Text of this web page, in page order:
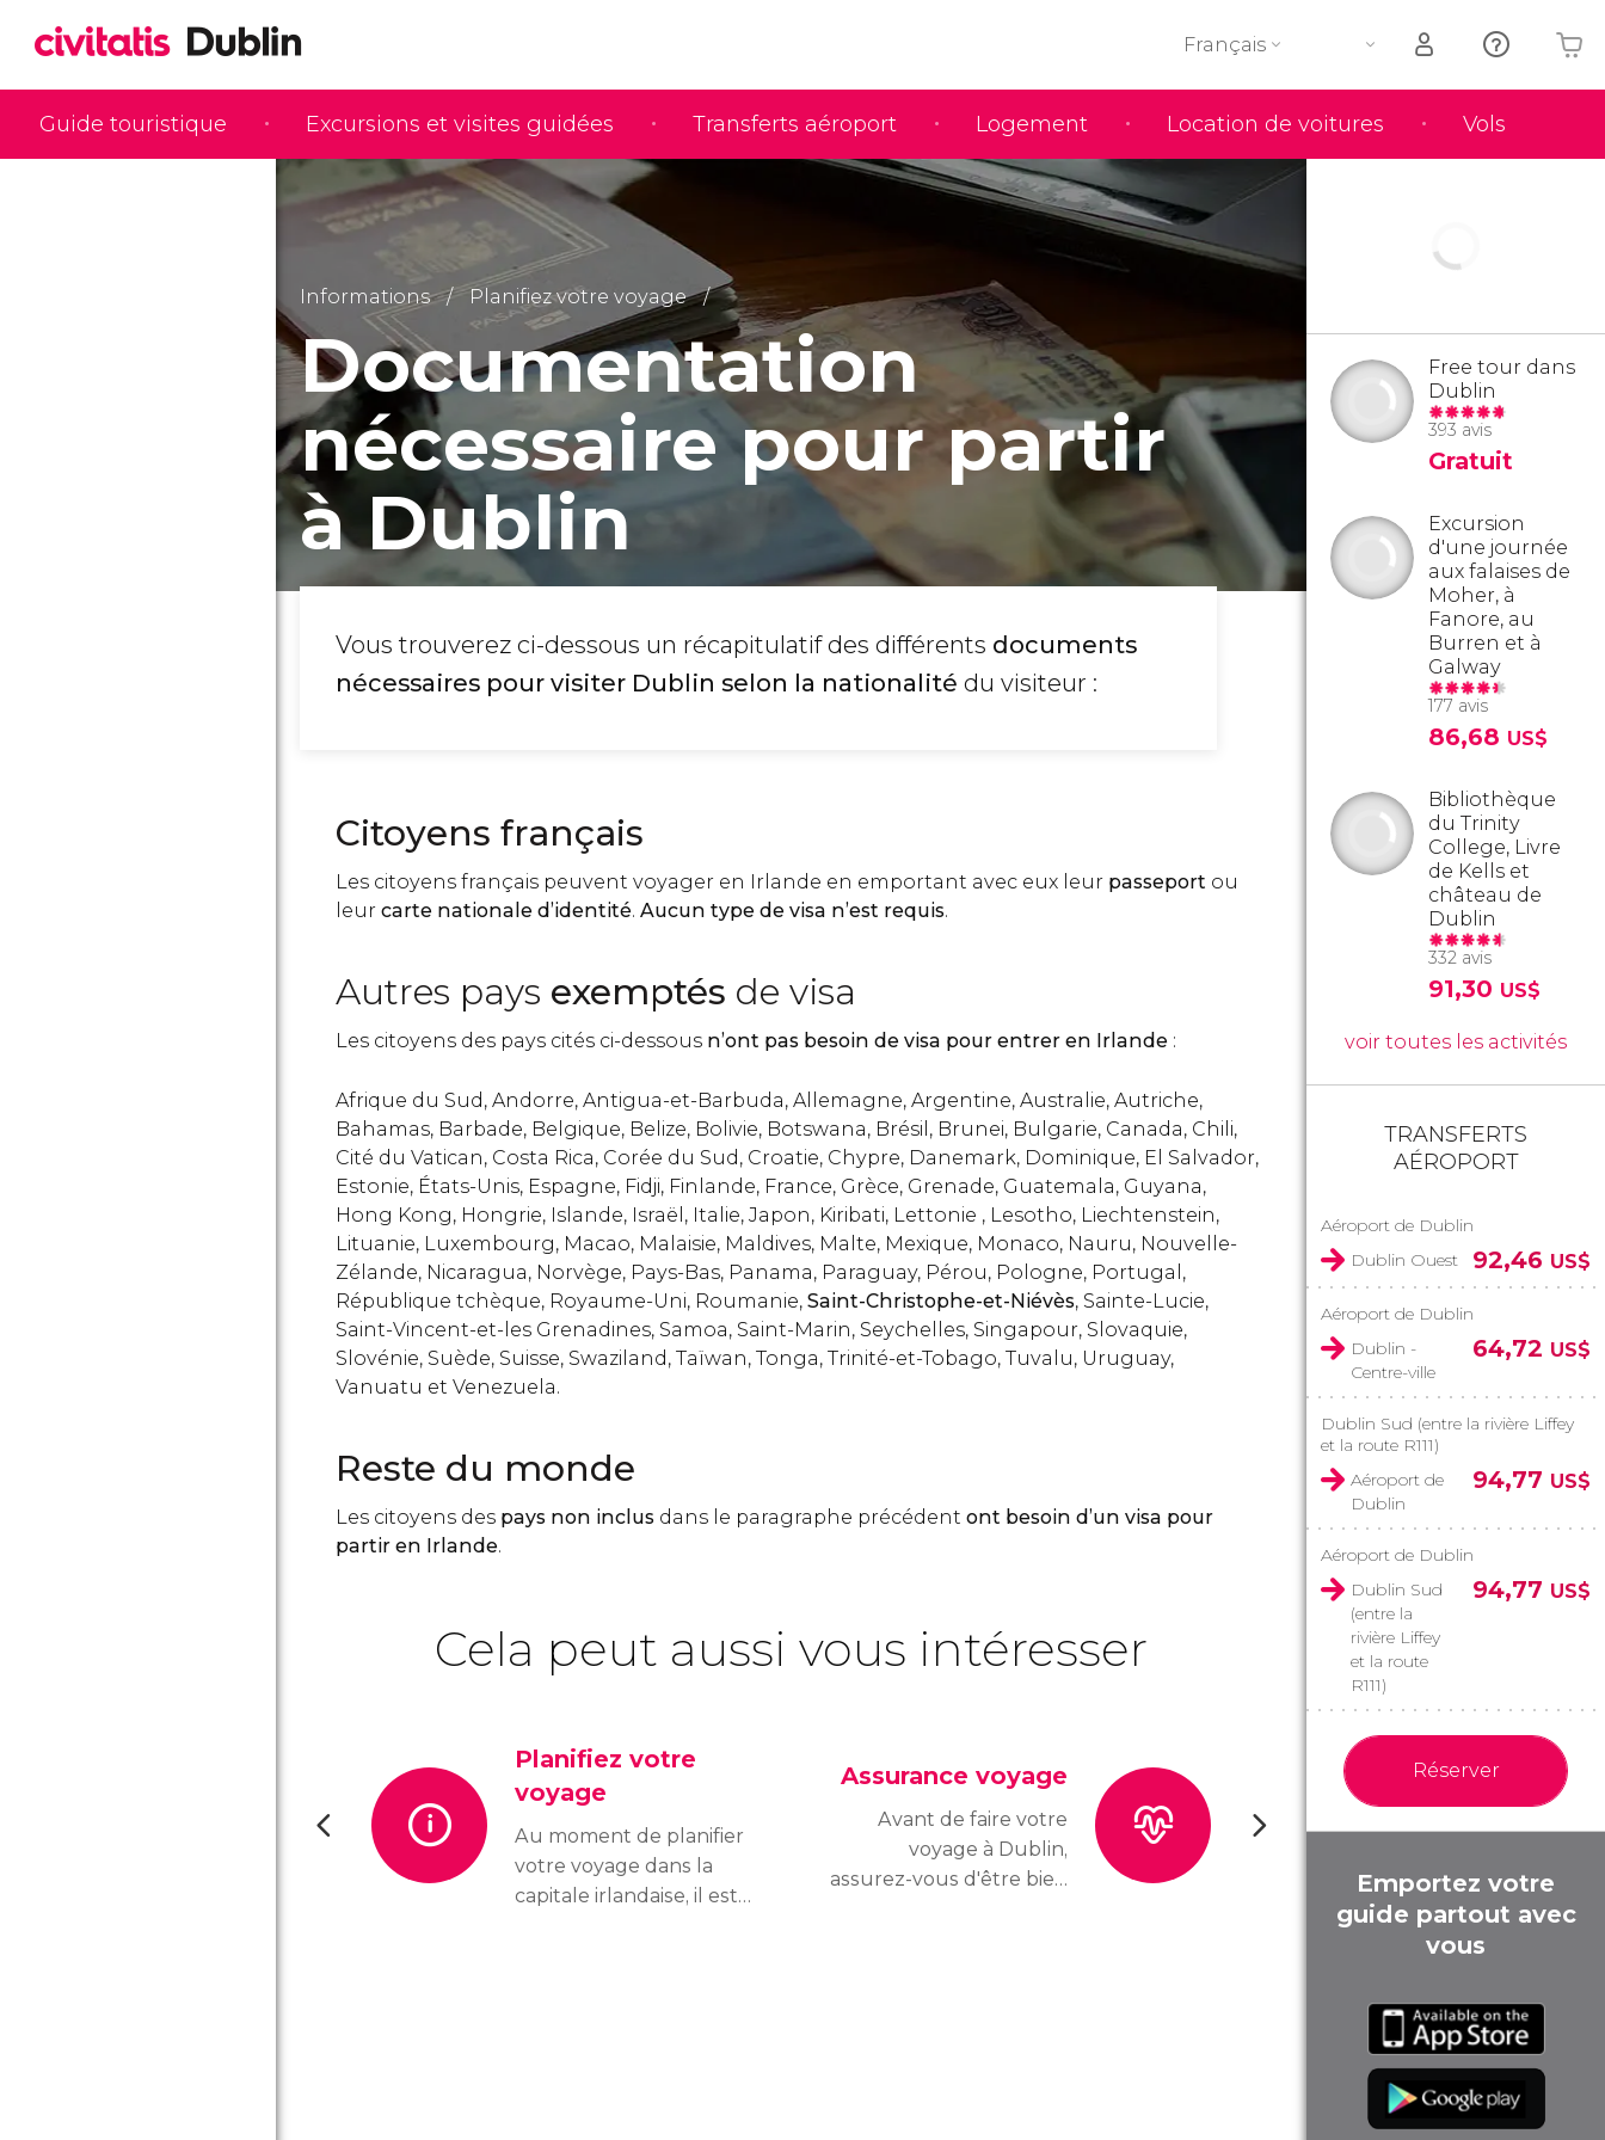
Guide touristique Excursions et visites guidées Transferts aéroport Logement Location de voitures Vols
Français
Votre panier est vide
Informations Planifiez votre voyage
Documentation
nécessaire pour partir
à Dublin
Vous trouverez ci-dessous un récapitulatif des différents documents
nécessaires pour visiter Dublin selon la nationalité du visiteur :
Citoyens français
Les citoyens français peuvent voyager en Irlande en emportant avec eux leur passeport ou
leur carte nationale d’identité. Aucun type de visa n’est requis.
Autres pays exemptés de visa
Les citoyens des pays cités ci-dessous n’ont pas besoin de visa pour entrer en Irlande :
Afrique du Sud, Andorre, Antigua-et-Barbuda, Allemagne, Argentine, Australie, Autriche,
Bahamas, Barbade, Belgique, Belize, Bolivie, Botswana, Brésil, Brunei, Bulgarie, Canada, Chili,
Cité du Vatican, Costa Rica, Corée du Sud, Croatie, Chypre, Danemark, Dominique, El Salvador,
Estonie, États-Unis, Espagne, Fidji, Finlande, France, Grèce, Grenade, Guatemala, Guyana,
Hong Kong, Hongrie, Islande, Israël, Italie, Japon, Kiribati, Lettonie , Lesotho, Liechtenstein,
Lituanie, Luxembourg, Macao, Malaisie, Maldives, Malte, Mexique, Monaco, Nauru, Nouvelle-
Zélande, Nicaragua, Norvège, Pays-Bas, Panama, Paraguay, Pérou, Pologne, Portugal,
République tchèque, Royaume-Uni, Roumanie, Saint-Christophe-et-Niévès, Sainte-Lucie,
Saint-Vincent-et-les Grenadines, Samoa, Saint-Marin, Seychelles, Singapour, Slovaquie,
Slovénie, Suède, Suisse, Swaziland, Taïwan, Tonga, Trinité-et-Tobago, Tuvalu, Uruguay,
Vanuatu et Venezuela.
Reste du monde
Les citoyens des pays non inclus dans le paragraphe précédent ont besoin d’un visa pour
partir en Irlande.
Cela peut aussi vous intéresser
Planifiez votre
voyage
Au moment de planifier
votre voyage dans la
capitale irlandaise, il est
Assurance voyage
Avant de faire votre
voyage à Dublin,
assurez-vous d'être bien
Free tour dans
Dublin
393 avis
Gratuit
Excursion
d'une journée
aux falaises de
Moher, à
Fanore, au
Burren et à
Galway
177 avis
86,68 US$
Bibliothèque
du Trinity
College, Livre
de Kells et
château de
Dublin
332 avis
91,30 US$
voir toutes les activités
TRANSFERTS
AÉROPORT
Aéroport de Dublin
Dublin Ouest
92,46 US$
Aéroport de Dublin
Dublin -
Centre-ville
64,72 US$
Dublin Sud (entre la rivière Liffey
et la route R111)
Aéroport de
Dublin
94,77 US$
Aéroport de Dublin
Dublin Sud
(entre la
rivière Liffey
et la route
R111)
94,77 US$
Réserver
Emportez votre
guide partout avec
vous